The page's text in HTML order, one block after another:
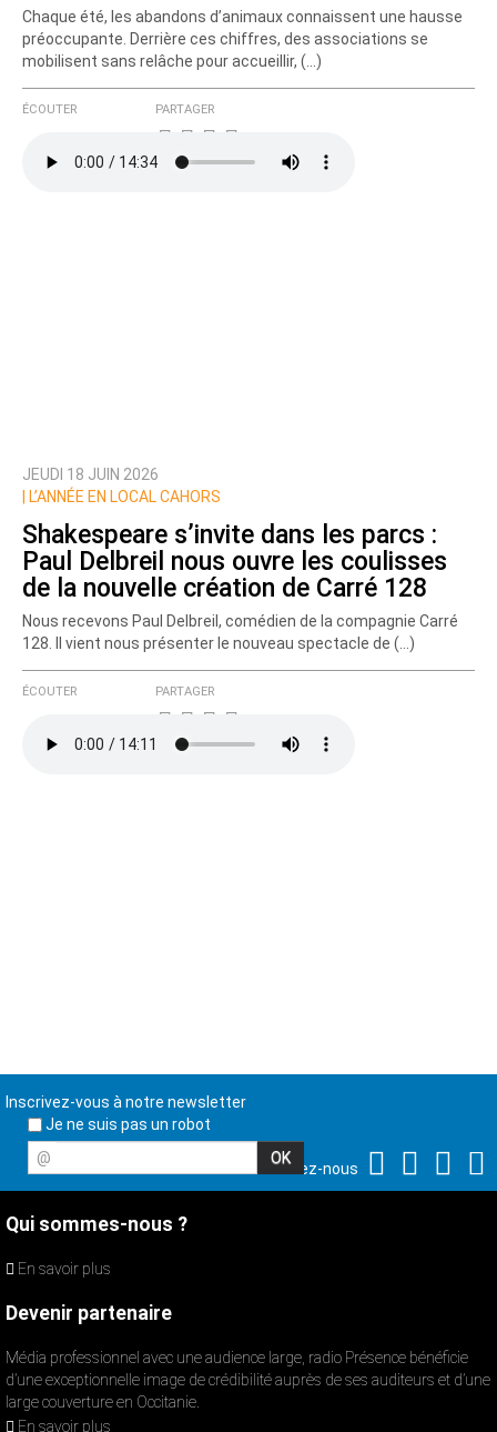
Chaque été, les abandons d’animaux connaissent une hausse
préoccupante. Derrière ces chiffres, des associations se
mobilisent sans relâche pour accueillir, (…)
ÉCOUTER PARTAGER
JEUDI 18 JUIN 2026
L’ANNÉE EN LOCAL CAHORS
Shakespeare s’invite dans les parcs :
Paul Delbreil nous ouvre les coulisses
de la nouvelle création de Carré 128
Nous recevons Paul Delbreil, comédien de la compagnie Carré
128. Il vient nous présenter le nouveau spectacle de (…)
ÉCOUTER PARTAGER
Inscrivez-vous à notre newsletter
Je ne suis pas un robot
@
Suivez-nous
Qui sommes-nous ?
En savoir plus
Devenir partenaire
Média professionnel avec une audience large, radio Présence bénéficie
d’une exceptionnelle image de crédibilité auprès de ses auditeurs et d’une
large couverture en Occitanie.
En savoir plus